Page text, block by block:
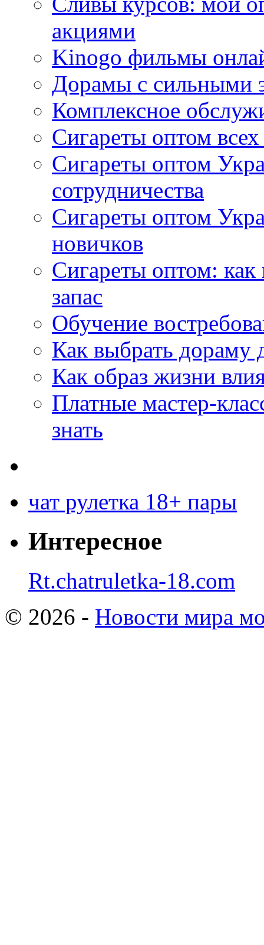
акциями
Kinogo фильмы
Дорамы с сильными
Комплексное
Сигареты оптом
Сигареты оптом
сотрудничества
Сигареты оптом
новичков
Сигареты оптом:
запас
Обучение
Как выбрать дораму
Как образ жизни
Платные мастер-
знать
чат рулетка 18+ пары
Интересное
Rt.chatruletka-18.com
© 2026 - Новости мира